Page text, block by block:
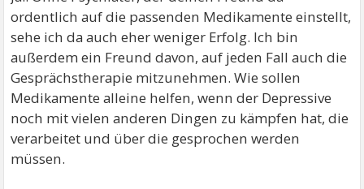
ordentlich auf die passenden Medikamente einstellt,
sehe ich da auch eher weniger Erfolg. Ich bin
außerdem ein Freund davon, auf jeden Fall auch die
Gesprächstherapie mitzunehmen. Wie sollen
Medikamente alleine helfen, wenn der Depressive
noch mit vielen anderen Dingen zu kämpfen hat, die
verarbeitet und über die gesprochen werden
müssen.